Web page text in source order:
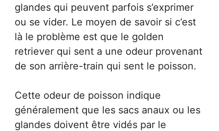
glandes qui peuvent parfois s’exprimer
ou se vider. Le moyen de savoir si c’est
là le problème est que le golden
retriever qui sent a une odeur provenant
de son arrière-train qui sent le poisson.
Cette odeur de poisson indique
généralement que les sacs anaux ou les
glandes doivent être vidés par le